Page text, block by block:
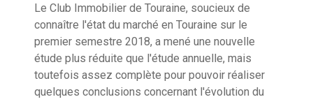
Le Club Immobilier de Touraine, soucieux de
connaître l'état du marché en Touraine sur le
premier semestre 2018, a mené une nouvelle
étude plus réduite que l'étude annuelle, mais
toutefois assez complète pour pouvoir réaliser
quelques conclusions concernant l'évolution du